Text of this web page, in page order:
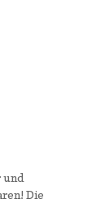
und
Die